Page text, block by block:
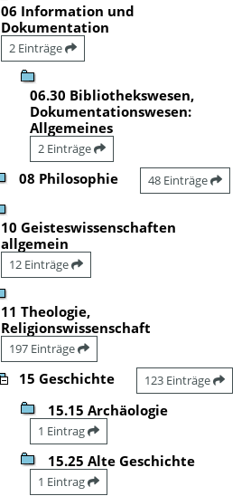
06 Information und
Dokumentation
2 Einträge
06.30 Bibliothekswesen,
Dokumentationswesen:
Allgemeines
2 Einträge
08 Philosophie 48 Einträge
10 Geisteswissenschaften
allgemein
12 Einträge
11 Theologie,
Religionswissenschaft
197 Einträge
15 Geschichte 123 Einträge
15.15 Archäologie
1 Eintrag
15.25 Alte Geschichte
1 Eintrag